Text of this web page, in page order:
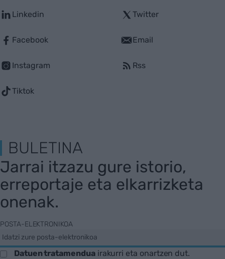
Linkedin
Facebook
Instagram
Tiktok
Twitter
Email
Rss
BULETINA
Jarrai itzazu gure istorio,
erreportaje eta elkarrizketa
onenak.
POSTA-ELEKTRONIKOA
Datuen tratamenduairakurri eta onartzen dut.